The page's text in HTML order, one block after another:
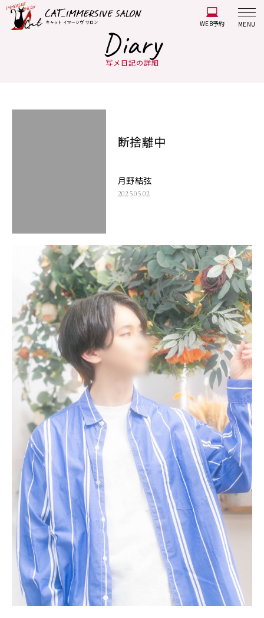
WEB予約 MENU
Diary
写メ日記の詳細
断捨離中
月野結弦
2025.05.02